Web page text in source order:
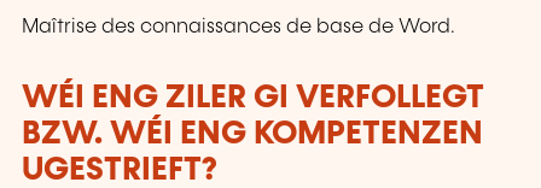
Maîtrise des connaissances de base de Word.
WÉI ENG ZILER GI VERFOLLEGT
BZW. WÉI ENG KOMPETENZEN
UGESTRIEFT?